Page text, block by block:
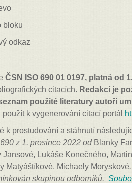
bloku
odkaz
ČSN ISO 690 01 0197, platná od
citacích. Redakcí je
použité literatury autoři
použít k vygenerování citací portál
k prostudování a stáhnutí
z 1. prosince 2022 od Blanky
Jansové, Lukáše Konečného,
Matyáštíkové, Michaely Moryskové
skupinou odborníků.